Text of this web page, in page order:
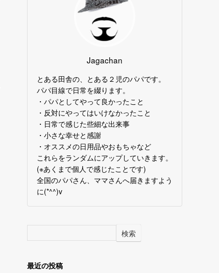
Jagachan
とある田舎の、とある２児のパパです。
パパ目線で日常を綴ります。
・パパとしてやって良かったこと
・反対にやってはいけなかったこと
・日常で感じた些細な出来事
・小さな幸せと感謝
・オススメの日用品やおもちゃなど
これらをランダムにアップしていきます。
(※あくまで個人で感じたことです)
全国のパパさん、ママさんへ届きますよう
に(*^^)v
検索
最近の投稿